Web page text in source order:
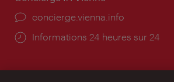
Ort:
concierge.vienna.info
Öffnungszeiten:
Informations 24 heures sur 24